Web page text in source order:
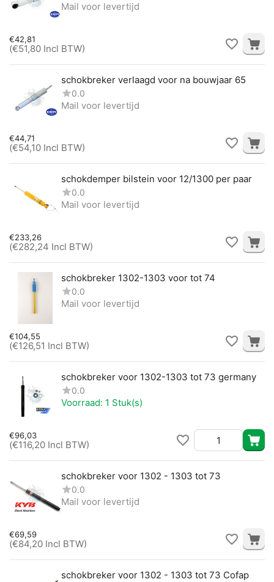
Mail voor levertijd
€42,81
(€51,80 Incl BTW)
schokbreker verlaagd voor na bouwjaar 65
0.0
Mail voor levertijd
€44,71
(€54,10 Incl BTW)
schokdemper bilstein voor 12/1300 per paar
0.0
Mail voor levertijd
€233,26
(€282,24 Incl BTW)
schokbreker 1302-1303 voor tot 74
0.0
Mail voor levertijd
€104,55
(€126,51 Incl BTW)
schokbreker voor 1302-1303 tot 73 germany
0.0
Voorraad: 1 Stuk(s)
€96,03
(€116,20 Incl BTW)
schokbreker voor 1302 - 1303 tot 73
0.0
Mail voor levertijd
€69,59
(€84,20 Incl BTW)
schokbreker voor 1302 - 1303 tot 73 Cofap